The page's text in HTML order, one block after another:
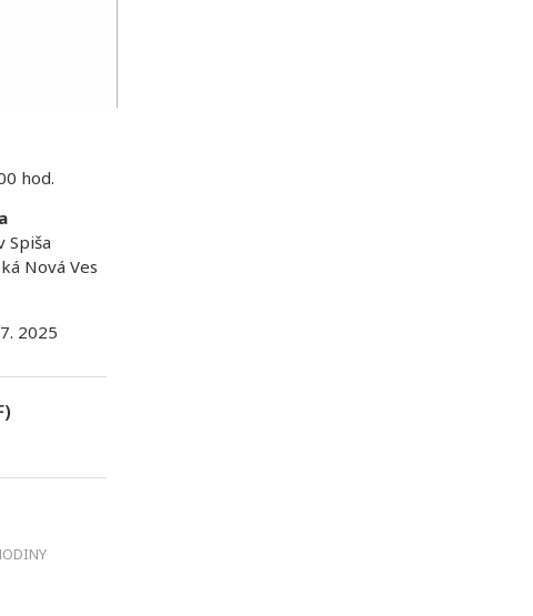
hod.
Spiša
Nová Ves
2025